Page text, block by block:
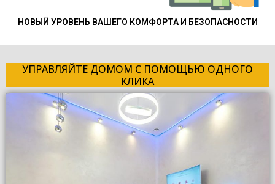
НОВЫЙ УРОВЕНЬ ВАШЕГО КОМФОРТА И БЕЗОПАСНОСТИ
УПРАВЛЯЙТЕ ДОМОМ С ПОМОЩЬЮ ОДНОГО
КЛИКА